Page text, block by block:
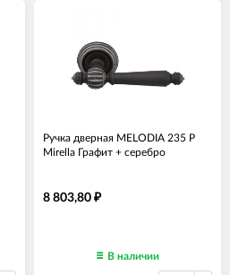
Ручка дверная MELODIA 235 P
Mirella Графит + серебро
8 803,80 ₽
В наличии